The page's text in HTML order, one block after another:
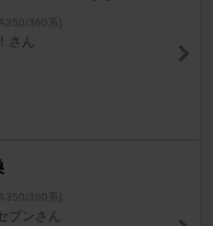
360系]
さん
360系]
ブンさん